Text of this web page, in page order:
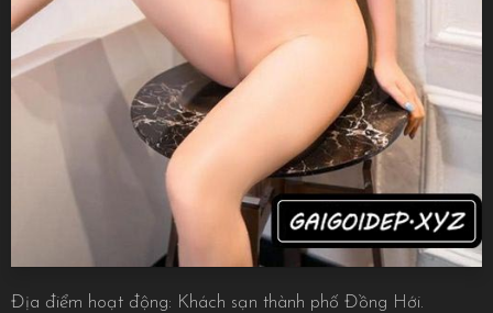
Địa điểm hoạt động: Khách sạn thành phố Đồng Hới.